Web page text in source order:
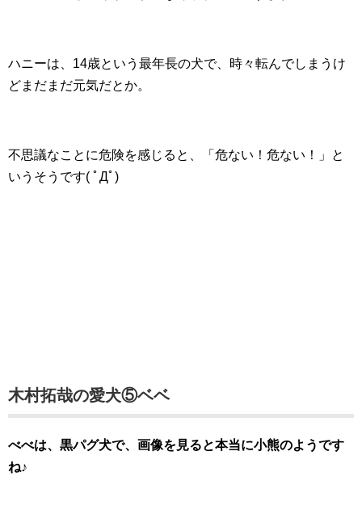
ハニーは、14歳という最年長の犬で、時々転んでしまうけ
どまだまだ元気だとか。
不思議なことに危険を感じると、「危ない！危ない！」と
いうそうです( ﾟДﾟ)
木村拓哉の愛犬⑤ベベ
べべは、黒パグ犬で、画像を見ると本当に小熊のようです
ね♪